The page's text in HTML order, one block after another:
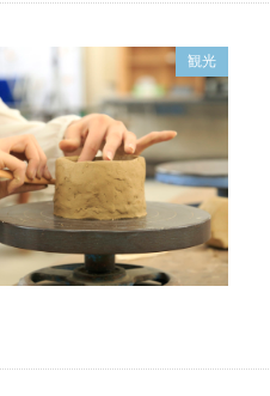
観光